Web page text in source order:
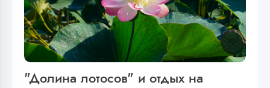
"Долина лотосов" и отдых на